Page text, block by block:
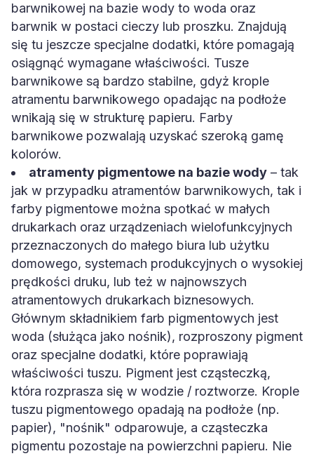
barwnikowej na bazie wody to woda oraz
barwnik w postaci cieczy lub proszku. Znajdują
się tu jeszcze specjalne dodatki, które pomagają
osiągnąć wymagane właściwości. Tusze
barwnikowe są bardzo stabilne, gdyż krople
atramentu barwnikowego opadając na podłoże
wnikają się w strukturę papieru. Farby
barwnikowe pozwalają uzyskać szeroką gamę
kolorów.
atramenty pigmentowe na bazie wody – tak
jak w przypadku atramentów barwnikowych, tak i
farby pigmentowe można spotkać w małych
drukarkach oraz urządzeniach wielofunkcyjnych
przeznaczonych do małego biura lub użytku
domowego, systemach produkcyjnych o wysokiej
prędkości druku, lub też w najnowszych
atramentowych drukarkach biznesowych.
Głównym składnikiem farb pigmentowych jest
woda (służąca jako nośnik), rozproszony pigment
oraz specjalne dodatki, które poprawiają
właściwości tuszu. Pigment jest cząsteczką,
która rozprasza się w wodzie / roztworze. Krople
tuszu pigmentowego opadają na podłoże (np.
papier), "nośnik" odparowuje, a cząsteczka
pigmentu pozostaje na powierzchni papieru. Nie